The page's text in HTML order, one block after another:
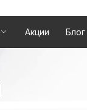
Акции Блог